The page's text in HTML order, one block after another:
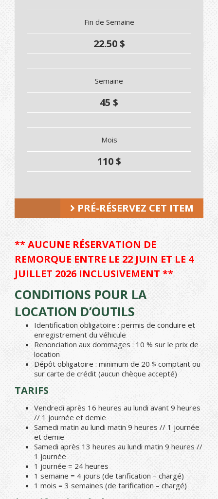
Fin de Semaine
22.50 $
Semaine
45 $
Mois
110 $
PRÉ-RÉSERVEZ CET ITEM
** AUCUNE RÉSERVATION DE
REMORQUE ENTRE LE 22 JUIN ET LE 4
JUILLET 2026 INCLUSIVEMENT **
CONDITIONS POUR LA
LOCATION D’OUTILS
Identification obligatoire : permis de conduire et
enregistrement du véhicule
Renonciation aux dommages : 10 % sur le prix de
location
Dépôt obligatoire : minimum de 20 $ comptant ou
sur carte de crédit (aucun chèque accepté)
TARIFS
Vendredi après 16 heures au lundi avant 9 heures
// 1 journée et demie
Samedi matin au lundi matin 9 heures // 1 journée
et demie
Samedi après 13 heures au lundi matin 9 heures //
1 journée
1 journée = 24 heures
1 semaine = 4 jours (de tarification – chargé)
1 mois = 3 semaines (de tarification – chargé)